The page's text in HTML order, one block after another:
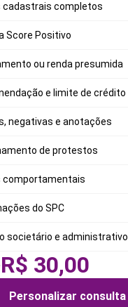
cadastrais completos
Score Positivo
ou renda presumida
e limite de crédito
negativas e anotações
de protestos
comportamentais
do SPC
societário e administrativo
R$ 30,00
Personalizar consulta